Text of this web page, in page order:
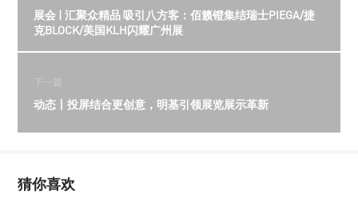
展会 | 汇聚众精品 吸引八方客：佰籁镫集结瑞士PIEGA/捷
克BLOCK/美国KLH闪耀广州展
下一篇
动态丨投屏结合更创意，明基引领展览展示革新
猜你喜欢